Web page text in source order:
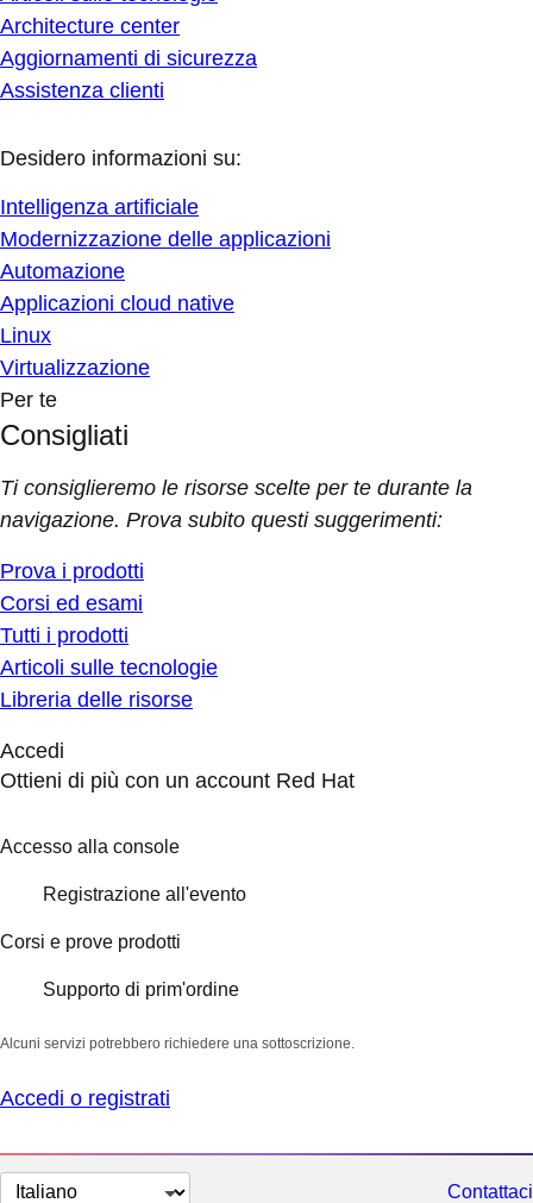
Architecture center
Aggiornamenti di sicurezza
Assistenza clienti
Desidero informazioni su:
Intelligenza artificiale
Modernizzazione delle applicazioni
Automazione
Applicazioni cloud native
Linux
Virtualizzazione
Per te
Consigliati
Ti consiglieremo le risorse scelte per te durante la
navigazione. Prova subito questi suggerimenti:
Prova i prodotti
Corsi ed esami
Tutti i prodotti
Articoli sulle tecnologie
Libreria delle risorse
Accedi
Ottieni di più con un account Red Hat
Accesso alla console
Registrazione all'evento
Corsi e prove prodotti
Supporto di prim'ordine
Alcuni servizi potrebbero richiedere una sottoscrizione.
Accedi o registrati
Cambia
Contattaci